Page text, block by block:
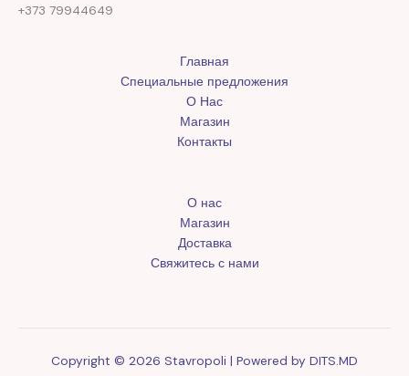
+373 79944649
Главная
Специальные предложения
О Нас
Магазин
Контакты
О нас
Магазин
Доставка
Свяжитесь с нами
Copyright © 2026 Stavropoli | Powered by DITS.MD